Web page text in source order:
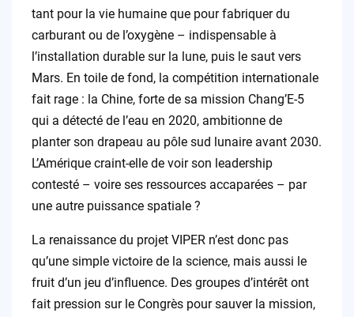
tant pour la vie humaine que pour fabriquer du
carburant ou de l’oxygène – indispensable à
l’installation durable sur la lune, puis le saut vers
Mars. En toile de fond, la compétition internationale
fait rage : la Chine, forte de sa mission Chang’E-5
qui a détecté de l’eau en 2020, ambitionne de
planter son drapeau au pôle sud lunaire avant 2030.
L’Amérique craint-elle de voir son leadership
contesté – voire ses ressources accaparées – par
une autre puissance spatiale ?
La renaissance du projet VIPER n’est donc pas
qu’une simple victoire de la science, mais aussi le
fruit d’un jeu d’influence. Des groupes d’intérêt ont
fait pression sur le Congrès pour sauver la mission,